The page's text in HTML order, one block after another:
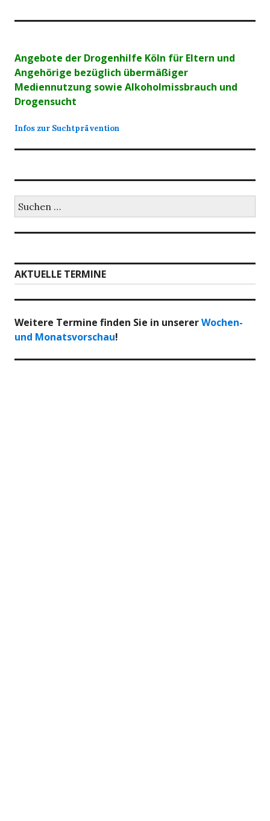
Angebote der Drogenhilfe Köln für Eltern und
Angehörige bezüglich übermäßiger
Mediennutzung sowie Alkoholmissbrauch und
Drogensucht
Infos zur Suchtprävention
nach:
AKTUELLE TERMINE
Weitere Termine finden Sie in unsererWochen-
und Monatsvorschau!